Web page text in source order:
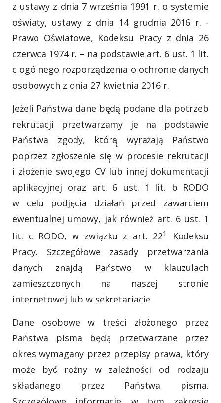
z ustawy z dnia 7 września 1991 r. o systemie
oświaty, ustawy z dnia 14 grudnia 2016 r. -
Prawo Oświatowe, Kodeksu Pracy z dnia 26
czerwca 1974 r. – na podstawie art. 6 ust. 1 lit.
c ogólnego rozporządzenia o ochronie danych
osobowych z dnia 27 kwietnia 2016 r.
Jeżeli Państwa dane będą podane dla potrzeb
rekrutacji przetwarzamy je na podstawie
Państwa zgody, którą̨ wyrażają Państwo
poprzez zgłoszenie się̨ w procesie rekrutacji
i złożenie swojego CV lub innej dokumentacji
aplikacyjnej oraz art. 6 ust. 1 lit. b RODO
w celu podjęcia działań przed zawarciem
ewentualnej umowy, jak również art. 6 ust. 1
lit. c RODO, w związku z art. 221
Kodeksu
Pracy. Szczegółowe zasady przetwarzania
danych znajdą Państwo w klauzulach
zamieszczonych na naszej stronie
internetowej lub w sekretariacie.
Dane osobowe w treści złożonego przez
Państwa pisma będą przetwarzane przez
okres wymagany przez przepisy prawa, który
może być́ rożny w zależności od rodzaju
składanego przez Państwa pisma.